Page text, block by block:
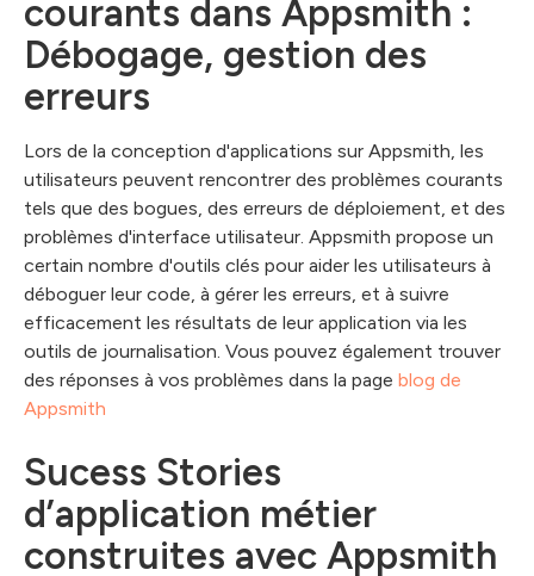
courants dans Appsmith :
Débogage, gestion des
erreurs
Lors de la conception d'applications sur Appsmith, les
utilisateurs peuvent rencontrer des problèmes courants
tels que des bogues, des erreurs de déploiement, et des
problèmes d'interface utilisateur. Appsmith propose un
certain nombre d'outils clés pour aider les utilisateurs à
déboguer leur code, à gérer les erreurs, et à suivre
efficacement les résultats de leur application via les
outils de journalisation. Vous pouvez également trouver
des réponses à vos problèmes dans la page blog de
Appsmith
Sucess Stories
d’application métier
construites avec Appsmith